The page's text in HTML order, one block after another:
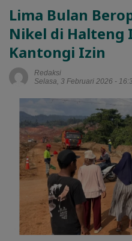
Lima Bulan
Nikel di Halteng
Kantongi Izin
Redaksi
Selasa, 3 Februari 2026 -